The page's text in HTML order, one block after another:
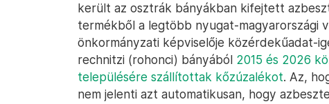
került az osztrák bányákban kifejtett
termékből a legtöbb nyugat-magyarországi
önkormányzati képviselője közérdekűadat-
rechnitzi (rohonci) bányából 2015 és 2026
településére szállítottak kőzúzalékot. Az,
nem jelenti azt automatikusan, hogy